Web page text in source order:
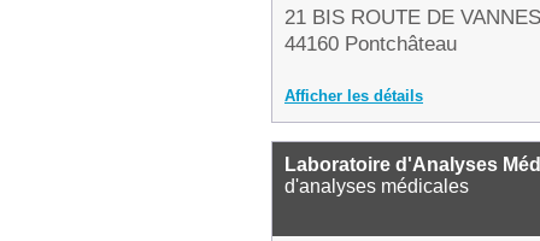
21 BIS ROUTE DE VANNES
44160 Pontchâteau
Afficher les détails
Laboratoire d'Analyses
d'analyses médicales